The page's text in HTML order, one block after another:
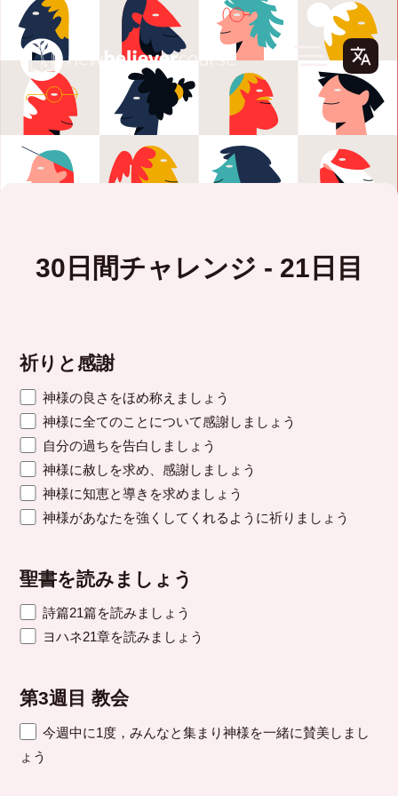
30日間チャレンジ - 21日目
祈りと感謝
神様の良さをほめ称えましょう
神様に全てのことについて感謝しましょう
自分の過ちを告白しましょう
神様に赦しを求め、感謝しましょう
神様に知恵と導きを求めましょう
神様があなたを強くしてくれるように祈りましょう
聖書を読みましょう
詩篇21篇を読みましょう
ヨハネ21章を読みましょう
第3週目 教会
今週中に1度，みんなと集まり神様を一緒に賛美しまし
ょう